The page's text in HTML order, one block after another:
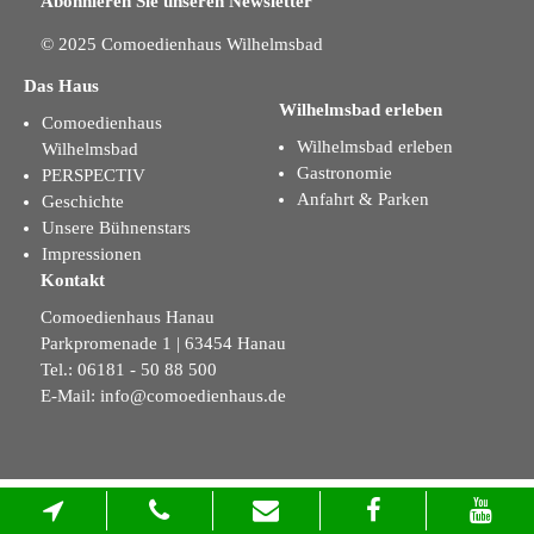
© 2025 Comoedienhaus Wilhelmsbad
Das Haus
Comoedienhaus
Wilhelmsbad
PERSPECTIV
Geschichte
Unsere Bühnenstars
Impressionen
Wilhelmsbad erleben
Wilhelmsbad erleben
Gastronomie
Anfahrt & Parken
Kontakt
Comoedienhaus Hanau
Parkpromenade 1 | 63454 Hanau
Tel.: 06181 - 50 88 500
E-Mail: info@comoedienhaus.de